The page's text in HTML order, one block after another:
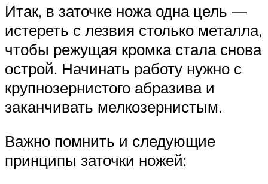
Итак, в заточке ножа одна цель —
истереть с лезвия столько металла,
чтобы режущая кромка стала снова
острой. Начинать работу нужно с
крупнозернистого абразива и
заканчивать мелкозернистым.
Важно помнить и следующие
принципы заточки ножей: